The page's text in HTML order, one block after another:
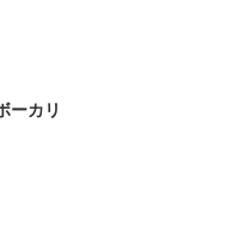
ーカリ